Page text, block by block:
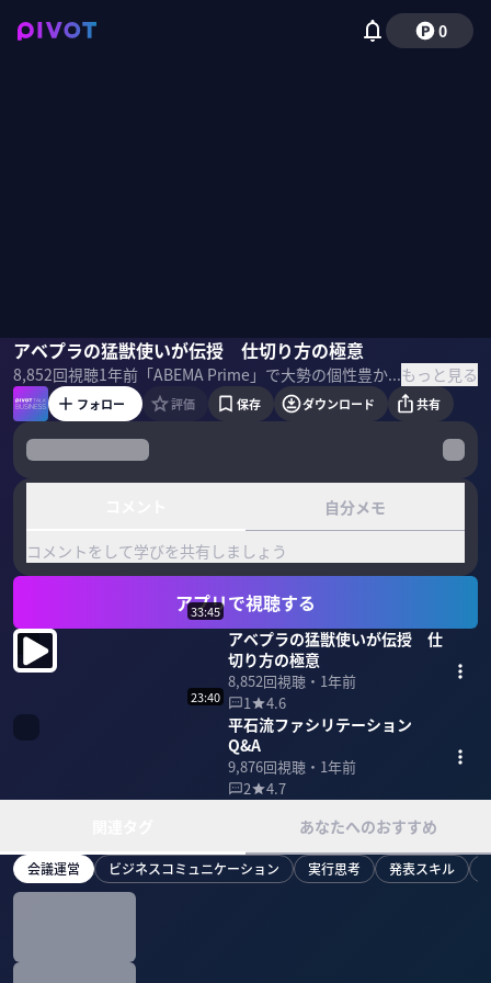
0
アベプラの猛獣使いが伝授 仕切り方の極意
8,852回視聴1年前 「ABEMA Prime」で大勢の個性豊かな出演者と議論を進めるテレビ朝日アナウンサーの平石直之氏。ビジネスパーソンこそ、会議でのファシリテーターをやるべき理由、そして議論を進める上での心得を聞いた。 ＜ゲスト＞ 平石直之｜テレビ朝日アナウンサー 1974年大阪府松原市生まれ。早稲田大学政治経済学部を卒業後、97年テレビ朝日入社。 「グッド！モーニング」「ABEMA Prime」等番組でのファシリテーションが話題となり「アベプラの猛獣使い」とも呼ばれる。著書『超ファシリテーションカ」など。 ＜目次＞もっと見る
平石直之野嶋紗己子
フォロー 評価 保存 ダウンロード 共有
自分メモ
コメントをして学びを共有しましょう
アプリで視聴する
33:45
アベプラの猛獣使いが伝授 仕
切り方の極意
8,852回視聴・ 1年前
1
4.6
23:40
平石流ファシリテーション
Q&A
9,876回視聴・ 1年前
2
4.7
あなたへのおすすめ
会議運営 ビジネスコミュニケーション 実行思考 発表スキル